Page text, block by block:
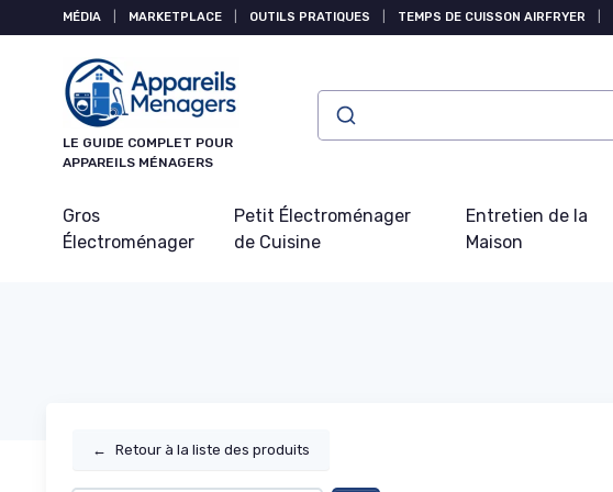
MÉDIA MARKETPLACE OUTILS PRATIQUES TEMPS DE CUISSON AIRFRYER
LE GUIDE COMPLET POUR
APPAREILS MÉNAGERS
Gros
Électroménager
Petit Électroménager
de Cuisine
Entretien de la
Maison
← Retour à la liste des produits
Panneau de gestion des cookies